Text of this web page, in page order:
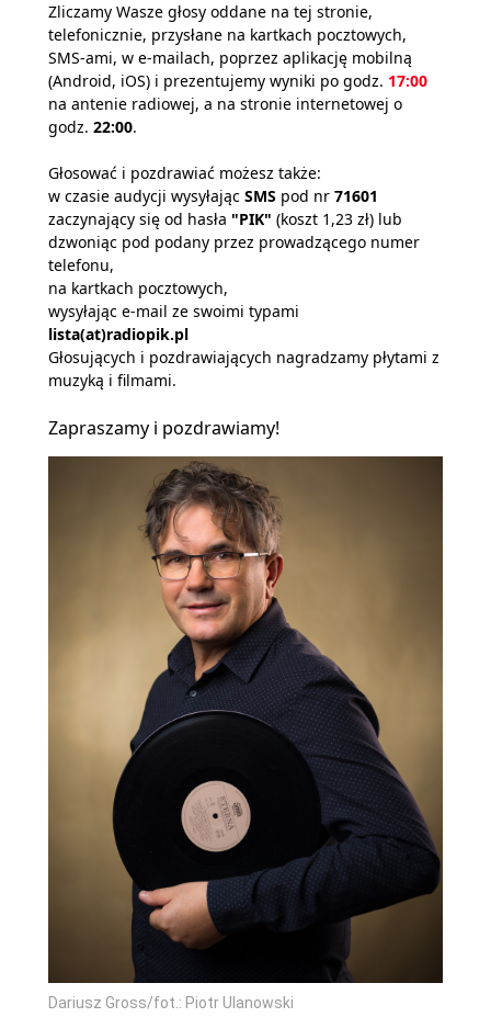
Zliczamy Wasze głosy oddane na tej stronie,
telefonicznie, przysłane na kartkach pocztowych,
SMS-ami, w e-mailach, poprzez aplikację mobilną
(Android, iOS) i prezentujemy wyniki po godz. 17:00
na antenie radiowej, a na stronie internetowej o
godz. 22:00.
Głosować i pozdrawiać możesz także:
w czasie audycji wysyłając SMS pod nr 71601
zaczynający się od hasła "PIK" (koszt 1,23 zł) lub
dzwoniąc pod podany przez prowadzącego numer
telefonu,
na kartkach pocztowych,
wysyłając e-mail ze swoimi typami
lista(at)radiopik.pl
Głosujących i pozdrawiających nagradzamy płytami z
muzyką i filmami.
Zapraszamy i pozdrawiamy!
Dariusz Gross/fot.: Piotr Ulanowski